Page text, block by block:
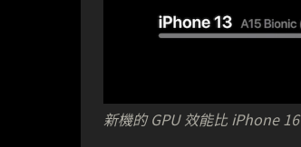
新機的 GPU 效能比 iPhone